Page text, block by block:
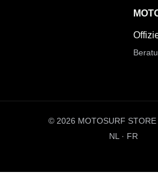
© 2026 MOTOSURF STORE
NL · FR